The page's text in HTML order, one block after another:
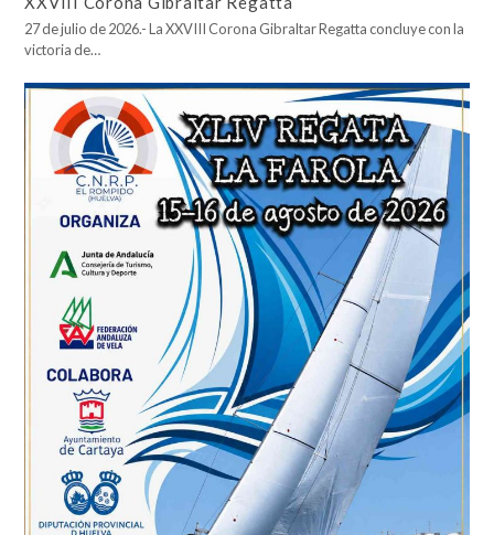
27 de julio de 2026.- La XXVIII Corona Gibraltar Regatta concluye con la
victoria de…